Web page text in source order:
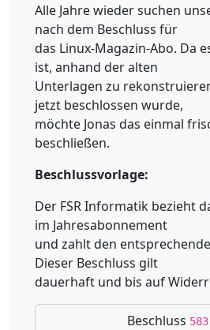
Alle Jahre wieder suchen
nach dem Beschluss für
das Linux-Magazin-Abo. Da
ist, anhand der alten
Unterlagen zu
jetzt beschlossen wurde,
möchte Jonas das einmal
beschließen.
Beschlussvorlage:
Der FSR Informatik bezieht
im Jahresabonnement
und zahlt den
Dieser Beschluss gilt
dauerhaft und bis auf
Beschluss